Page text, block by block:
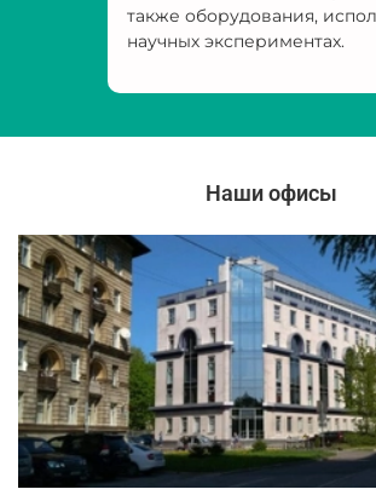
также оборудования,
научных экспериментах.
Наши офисы